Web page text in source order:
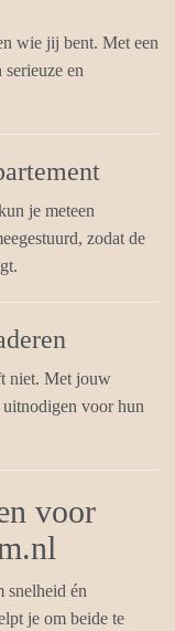
wie jij bent. Met een
en
je meteen
zodat de
niet. Met jouw
voor hun
voor
snelheid én
je om beide te